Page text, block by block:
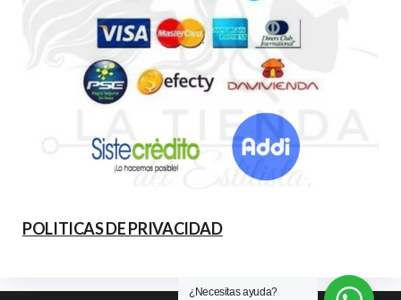
POLITICAS DE PRIVACIDAD
¿Necesitas ayuda?